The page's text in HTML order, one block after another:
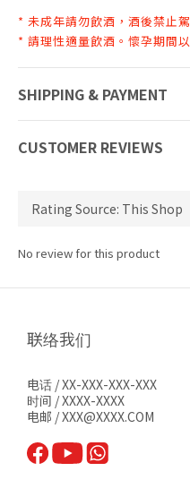
* 未成年請勿飲酒，酒後禁止
* 請理性適量飲酒。懷孕期間
SHIPPING & PAYMENT
CUSTOMER REVIEWS
No review for this product
联络我们
电话 / XX-XXX-XXX-XXX
时间 / XXXX-XXXX
电邮 / XXX@XXXX.COM